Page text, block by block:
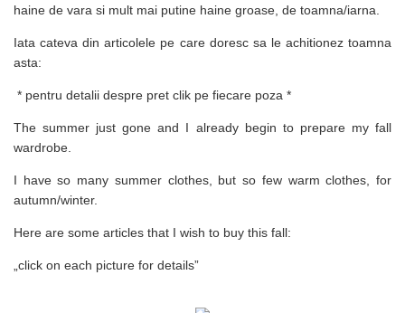
haine de vara si mult mai putine haine groase, de toamna/iarna.
Iata cateva din articolele pe care doresc sa le achitionez toamna
asta:
* pentru detalii despre pret clik pe fiecare poza *
The summer just gone and I already begin to prepare my fall
wardrobe.
I have so many summer clothes, but so few warm clothes, for
autumn/winter.
Here are some articles that I wish to buy this fall:
„click on each picture for details”